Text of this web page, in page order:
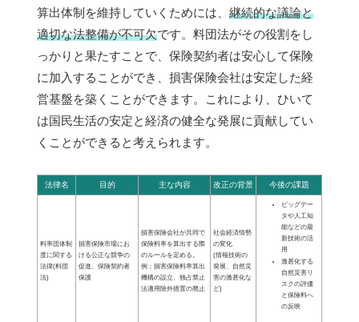
算出体制を維持していくためには、 継続的な議論と
適切な法整備が不可欠です。料団法がその役割をし
っかりと果たすことで、保険契約者は安心して保険
に加入することができ、損害保険会社は安定した経
営基盤を築くことができます。これにより、ひいて
は国民生活の安定と経済の健全な発展に貢献してい
くことができると考えられます。
法律名 目的 主な内容 改正の背景 今後の課題
料率団体制
度に関する
法律(料団
法)
損害保険市場にお
ける公正な競争の
促進、保険契約者
保護
損害保険会社が共同で
保険料率を算出する際
のルールを定める。
例：損害保険料率算出
機構の設立、独占禁止
法適用除外措置の廃止
社会経済情勢
の変化
(情報技術の
発展、自然災
害の激甚化な
ど)
ビッグデー
タや人工知
能などの最
新技術の活
用
激甚化する
自然災害リ
スクの評価
と保険料へ
の反映